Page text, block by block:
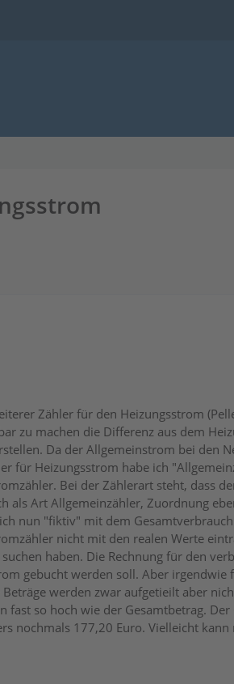
Zähler für den Heizungsstrom
zu machen die Differenz aus dem
Da der Allgemeinstrom bei den
für Heizungsstrom habe ich
Bei der Zählerart steht, dass
als Art Allgemeinzähler, Zuordnung
nun "fiktiv" mit dem
nicht mit den realen Werte
haben. Die Rechnung für den
gebucht werden soll. Aber
werden zwar aufgetieilt aber
fast so hoch wie der Gesamtbetrag.
nochmals 177,20 Euro. Vielleicht